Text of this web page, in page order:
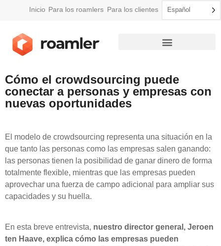
Inicio Para los roamlers Para los clientes Español
Cómo el crowdsourcing puede
conectar a personas y empresas con
nuevas oportunidades
El modelo de crowdsourcing representa una situación en la
que tanto las personas como las empresas salen ganando:
las personas tienen la posibilidad de ganar dinero de forma
totalmente flexible, mientras que las empresas pueden
aprovechar una fuerza de campo adicional para ampliar sus
capacidades y su huella.
En esta breve entrevista, nuestro director general, Jeroen
ten Haave, explica cómo las empresas pueden